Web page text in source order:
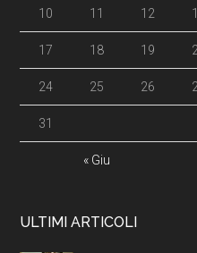
« Giu
10 11 12
17 18 19
24 25 26
31
ULTIMI ARTICOLI